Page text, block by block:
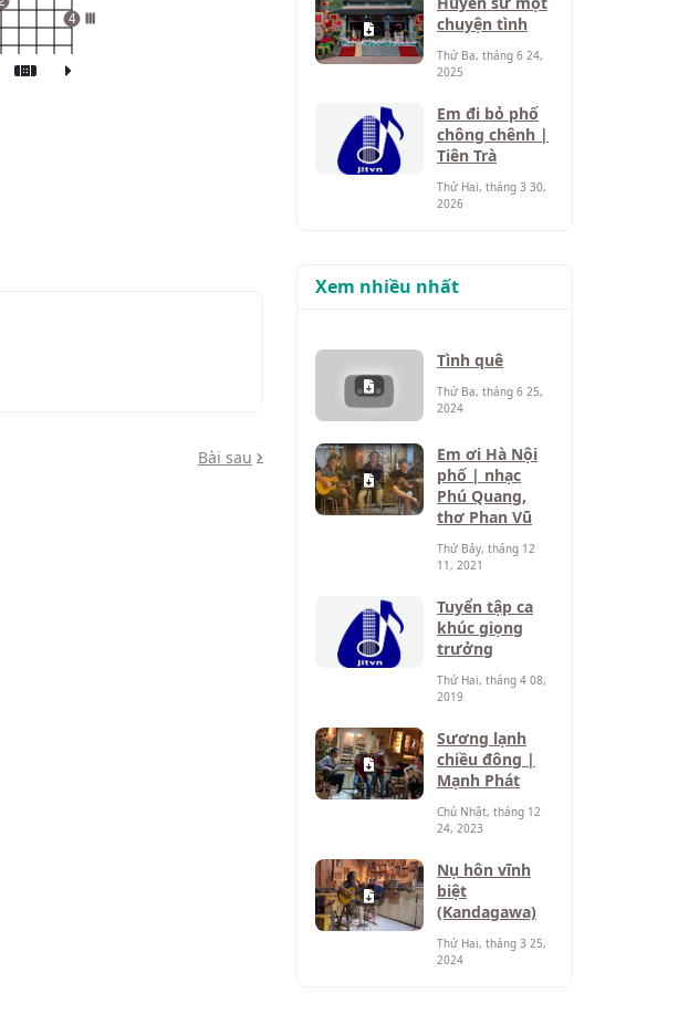
4
Bài sau
chuyện tình
Thứ Ba, tháng 6 24,
2025
Em đi bỏ phố
chông chênh |
Tiên Trà
Thứ Hai, tháng 3 30,
2026
Xem nhiều nhất
Tình quê
Thứ Ba, tháng 6 25,
2024
Em ơi Hà Nội
phố | nhạc
Phú Quang,
thơ Phan Vũ
Thứ Bảy, tháng 12
11, 2021
Tuyển tập ca
khúc giọng
trưởng
Thứ Hai, tháng 4 08,
2019
Sương lạnh
chiều đông |
Mạnh Phát
Chủ Nhật, tháng 12
24, 2023
Nụ hôn vĩnh
biệt
(Kandagawa)
Thứ Hai, tháng 3 25,
2024